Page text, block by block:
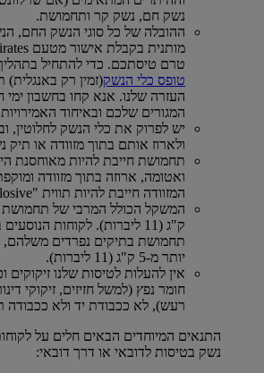
נשק חם, נשק קר ותחמושת.
ההובלה של כל סוגי הנשק החם,
טרם טיסתכם. כדי להתחיל
טופס כלי הנשק(זמין רק
העזרה שלנו. אנא קחו בחשבון ימי
המגורים שלכם ובאיחוד
יש לפרוק את כלי הנשק לחלוטין,
ולארוז אותם בתוך מזוודה או תיק
תחמושת חייבת להיות מאוחסנת
ואטומה, ארוזה בתוך מזוודה
המזוודה חייבת להיות תווית "Explosive" (נפיץ).
ק"ג (11 ליברות). לקוחות
תחמושת בתיקים נפרדים משלהם,
יותר מ-5 ק"ג (11 ליברות).
אין להעלות לטיסות שלנו
חומר נפץ (למשל חזיזים, זיקוקי
רעש), לא ככבודת יד ולא ככבודה
התנאים המיוחדים הבאים חלים על
נשק בטיסות לדובאי או דרך דובאי: